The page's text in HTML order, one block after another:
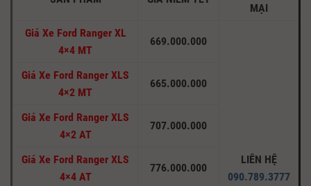
MẠI
Giá Xe Ford Ranger XL
4×4 MT
669.000.000
LIÊN HỆ
090.789.3777
Giá Xe Ford Ranger XLS
4×2 MT
665.000.000
Giá Xe Ford Ranger XLS
4×2 AT
707.000.000
Giá Xe Ford Ranger XLS
4×4 AT
776.000.000